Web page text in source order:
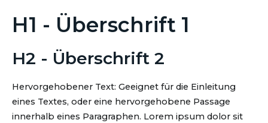
H1 - Überschrift 1
H2 - Überschrift 2
Hervorgehobener Text: Geeignet für die Einleitung
eines Textes, oder eine hervorgehobene Passage
innerhalb eines Paragraphen. Lorem ipsum dolor sit